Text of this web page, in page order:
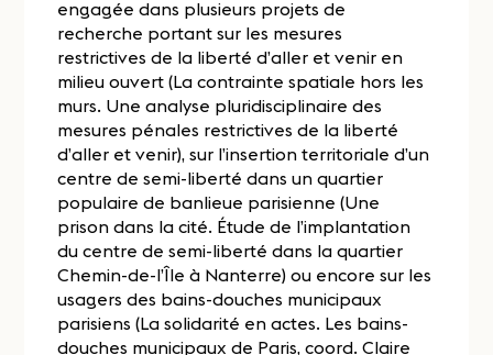
engagée dans plusieurs projets de
recherche portant sur les mesures
restrictives de la liberté d’aller et venir en
milieu ouvert (La contrainte spatiale hors les
murs. Une analyse pluridisciplinaire des
mesures pénales restrictives de la liberté
d’aller et venir), sur l’insertion territoriale d’un
centre de semi-liberté dans un quartier
populaire de banlieue parisienne (Une
prison dans la cité. Étude de l’implantation
du centre de semi-liberté dans la quartier
Chemin-de-l’Île à Nanterre) ou encore sur les
usagers des bains-douches municipaux
parisiens (La solidarité en actes. Les bains-
douches municipaux de Paris, coord. Claire